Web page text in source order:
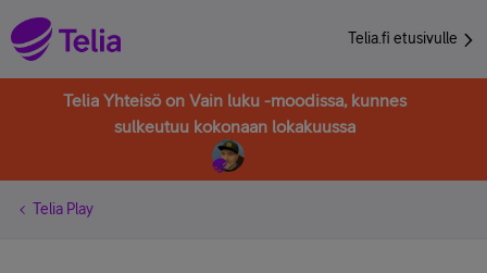
Telia.fi etusivulle
Telia Yhteisö on Vain luku -moodissa, kunnes
sulkeutuu kokonaan lokakuussa
Telia Play